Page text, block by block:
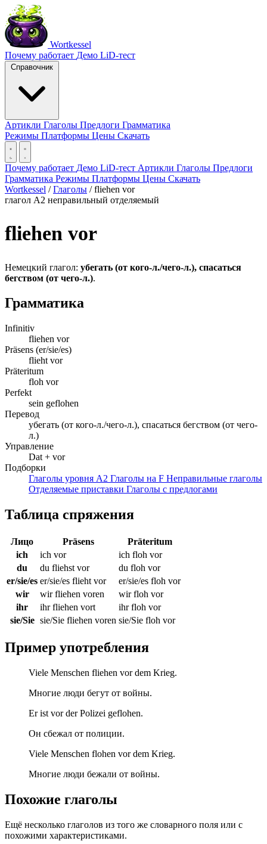
Wortkessel
Почему работает Демо LiD-тест
Справочник
Артикли Глаголы Предлоги Грамматика
Режимы Платформы Цены Скачать
Почему работает Демо LiD-тест Артикли Глаголы Предлоги
Грамматика Режимы Платформы Цены Скачать
Wortkessel / Глаголы / fliehen vor
глагол A2 неправильный отделяемый
fliehen vor
Немецкий глагол: убегать (от кого-л./чего-л.), спасаться
бегством (от чего-л.).
Грамматика
Infinitiv
fliehen vor
Präsens (er/sie/es)
flieht vor
Präteritum
floh vor
Perfekt
sein geflohen
Перевод
убегать (от кого-л./чего-л.), спасаться бегством (от чего-
л.)
Управление
Dat + vor
Подборки
Глаголы уровня A2 Глаголы на F Неправильные глаголы
Отделяемые приставки Глаголы с предлогами
Таблица спряжения
Лицо Präsens
Präteritum
ich
ich vor
ich floh vor
du
du fliehst vor
du floh vor
er/sie/es er/sie/es flieht vor
er/sie/es floh vor
wir
wir fliehen voren
wir floh vor
ihr
ihr fliehen vort
ihr floh vor
sie/Sie sie/Sie fliehen voren sie/Sie floh vor
Пример употребления
Viele Menschen fliehen vor dem Krieg.
Многие люди бегут от войны.
Er ist vor der Polizei geflohen.
Он сбежал от полиции.
Viele Menschen flohen vor dem Krieg.
Многие люди бежали от войны.
Похожие глаголы
Ещё несколько глаголов из того же словарного поля или с
похожими характеристиками.